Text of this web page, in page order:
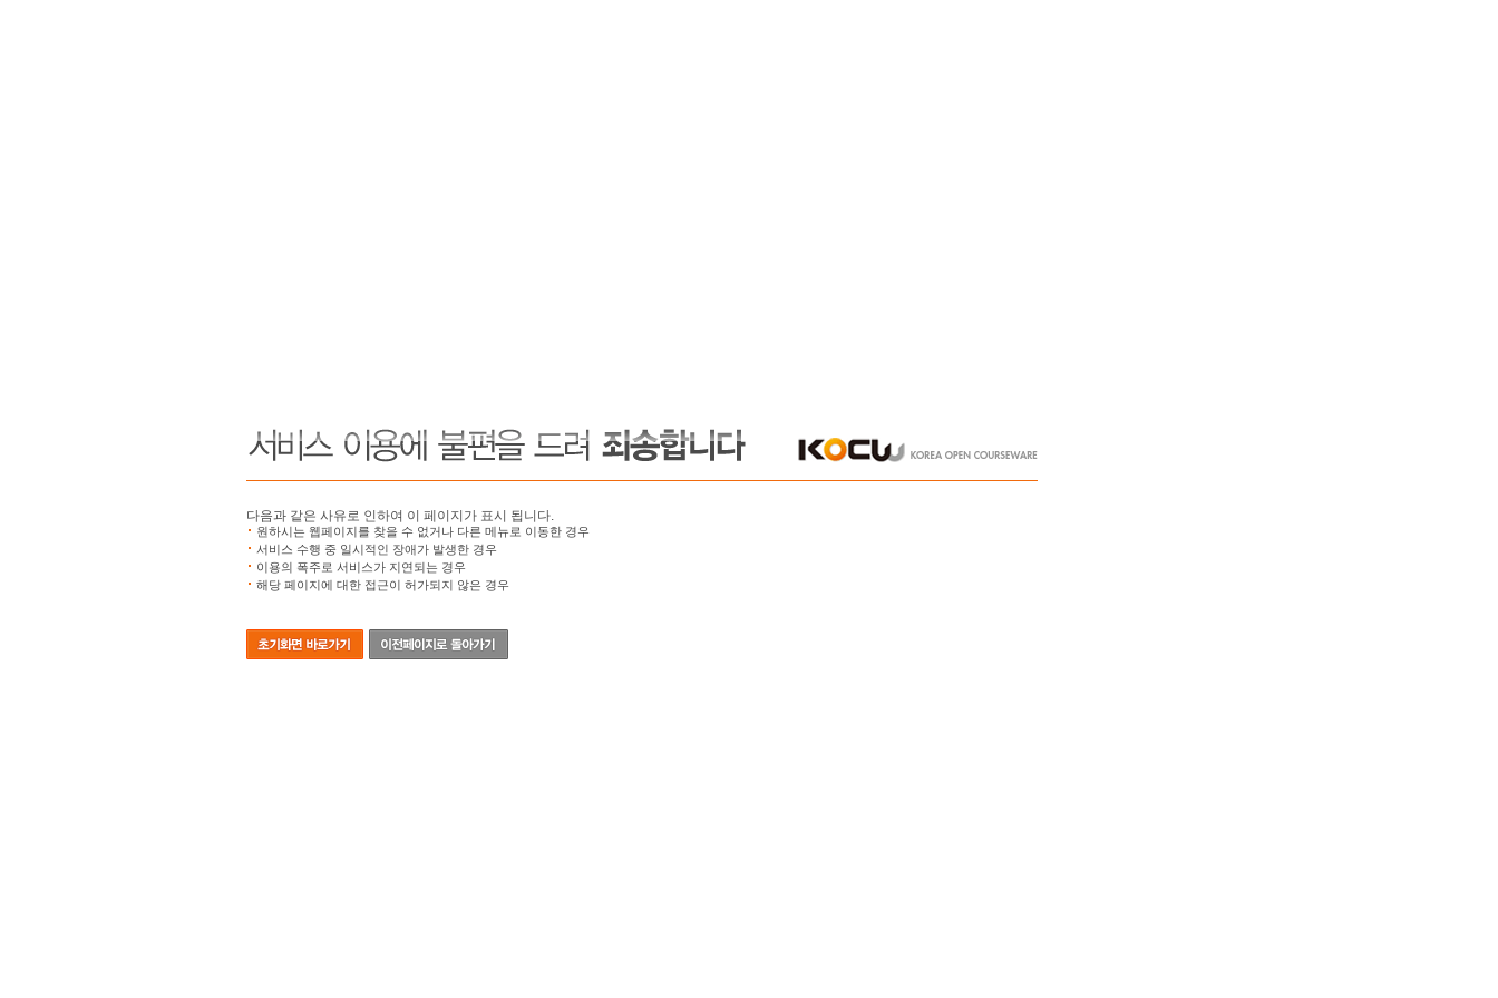
다음과 같은 사유로 인하여 이 페이지가 표시 됩니다.
원하시는 웹페이지를 찾을 수 없거나 다른 메뉴로 이동한 경우
서비스 수행 중 일시적인 장애가 발생한 경우
이용의 폭주로 서비스가 지연되는 경우
해당 페이지에 대한 접근이 허가되지 않은 경우